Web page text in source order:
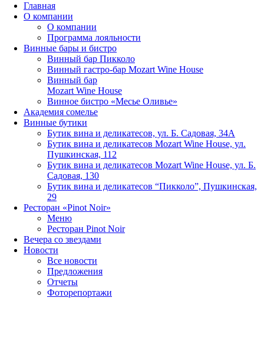
Главная
О компании
О компании
Программа лояльности
Винные бары и бистро
Винный бар Пикколо
Винный гастро-бар Mozart Wine House
Винный бар
Mozart Wine House
Винное бистро «Месье Оливье»
Академия сомелье
Винные бутики
Бутик вина и деликатесов, ул. Б. Садовая, 34А
Бутик вина и деликатесов Mozart Wine House, ул.
Пушкинская, 112
Бутик вина и деликатесов Mozart Wine House, ул. Б.
Садовая, 130
Бутик вина и деликатесов “Пикколо”, Пушкинская,
29
Ресторан «Pinot Noir»
Меню
Ресторан Pinot Noir
Вечера со звездами
Новости
Все новости
Предложения
Отчеты
Фоторепортажи